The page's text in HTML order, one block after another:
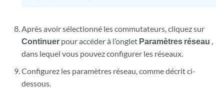
Après avoir sélectionné les commutateurs, cliquez sur
Continuer pour accéder à l’onglet Paramètres réseau ,
dans lequel vous pouvez configurer les réseaux.
Configurez les paramètres réseau, comme décrit ci-
dessous.